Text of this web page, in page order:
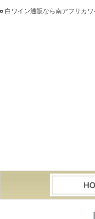
白ワイン通販なら南アフリカ